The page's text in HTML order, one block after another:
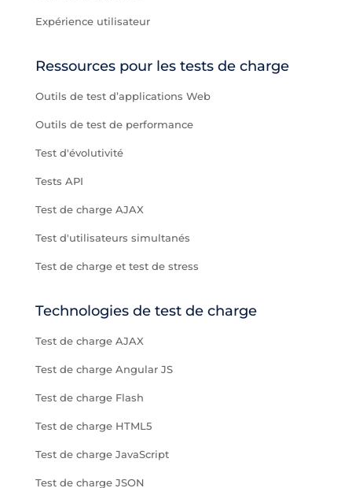
Expérience utilisateur
Ressources pour les tests de charge
Outils de test d’applications Web
Outils de test de performance
Test d'évolutivité
Tests API
Test de charge AJAX
Test d'utilisateurs simultanés
Test de charge et test de stress
Technologies de test de charge
Test de charge AJAX
Test de charge Angular JS
Test de charge Flash
Test de charge HTML5
Test de charge JavaScript
Test de charge JSON